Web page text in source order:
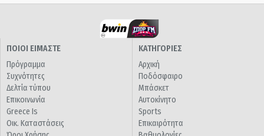
ΠΟΙΟΙ ΕΙΜΑΣΤΕ
Πρόγραμμα
Συχνότητες
Δελτία τύπου
Επικοινωνία
Greece Is
Οικ. Καταστάσεις
ΚΑΤΗΓΟΡΙΕΣ
Αρχική
Ποδόσφαιρο
Μπάσκετ
Αυτοκίνητο
Sports
Επικαιρότητα